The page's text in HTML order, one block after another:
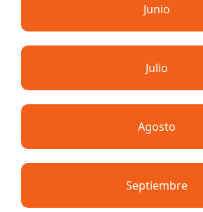
Junio
Julio
Agosto
Septiembre